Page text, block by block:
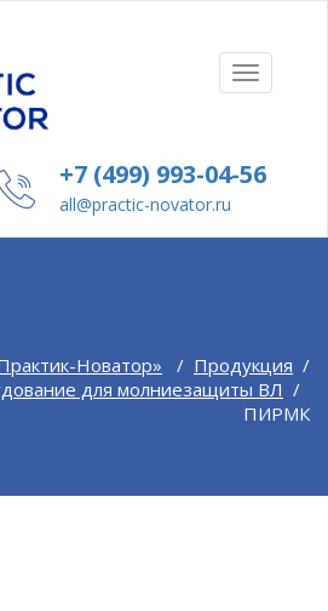
+7 (499) 993-04-56
all@practic-novator.ru
Новатор» / Продукция /
для молниезащиты ВЛ /
ПИРМК